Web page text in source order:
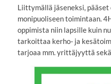
Liittymällä jäseneksi,
monipuoliseen toimintaan.
oppimista niin lapsille kuin
tarkoittaa kerho- ja
tarjoaa mm. yrittäjyyttä